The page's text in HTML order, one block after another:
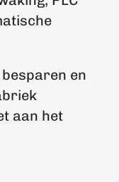
en
aan het